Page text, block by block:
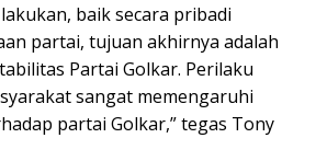
baik secara pribadi
partai, tujuan akhirnya adalah
Partai Golkar. Perilaku
sangat memengaruhi
partai Golkar,” tegas Tony